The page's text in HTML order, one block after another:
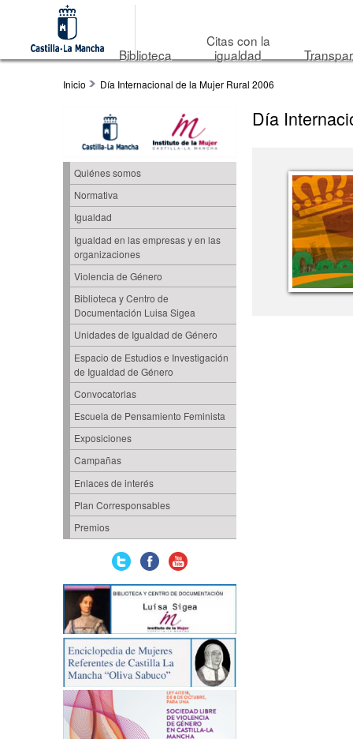
Biblioteca
Citas con la
igualdad
Inicio Día Internacional de la Mujer Rural 2006
Quiénes somos
Normativa
Igualdad
Igualdad en las empresas y en las
organizaciones
Violencia de Género
Biblioteca y Centro de
Documentación Luisa Sigea
Unidades de Igualdad de Género
Espacio de Estudios e Investigación
de Igualdad de Género
Convocatorias
Escuela de Pensamiento Feminista
Exposiciones
Campañas
Enlaces de interés
Plan Corresponsables
Premios
Día